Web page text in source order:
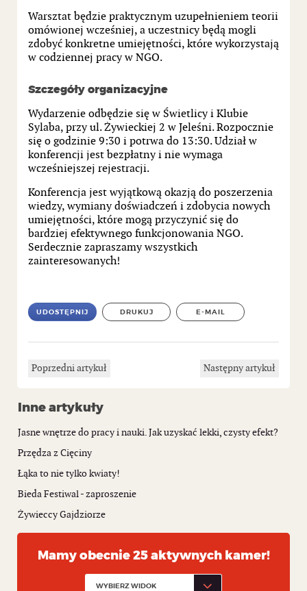
Warsztat będzie praktycznym uzupełnieniem teorii
omówionej wcześniej, a uczestnicy będą mogli
zdobyć konkretne umiejętności, które wykorzystają
w codziennej pracy w NGO.
Szczegóły organizacyjne
Wydarzenie odbędzie się w Świetlicy i Klubie
Sylaba, przy ul. Żywieckiej 2 w Jeleśni. Rozpocznie
się o godzinie 9:30 i potrwa do 13:30. Udział w
konferencji jest bezpłatny i nie wymaga
wcześniejszej rejestracji.
Konferencja jest wyjątkową okazją do poszerzenia
wiedzy, wymiany doświadczeń i zdobycia nowych
umiejętności, które mogą przyczynić się do
bardziej efektywnego funkcjonowania NGO.
Serdecznie zapraszamy wszystkich
zainteresowanych!
UDOSTĘPNIJ DRUKUJ E-MAIL
Poprzedni artykuł Następny artykuł
Inne artykuły
Jasne wnętrze do pracy i nauki. Jak uzyskać lekki, czysty efekt?
Przędza z Cięciny
Łąka to nie tylko kwiaty!
Bieda Festiwal - zaproszenie
Żywieccy Gajdziorze
Mamy obecnie 25 aktywnych kamer!